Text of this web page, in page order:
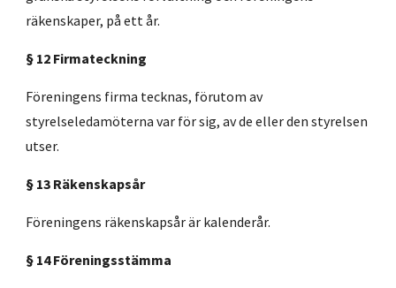
räkenskaper, på ett år.
§ 12 Firmateckning
Föreningens firma tecknas, förutom av
styrelseledamöterna var för sig, av de eller den styrelsen
utser.
§ 13 Räkenskapsår
Föreningens räkenskapsår är kalenderår.
§ 14 Föreningsstämma